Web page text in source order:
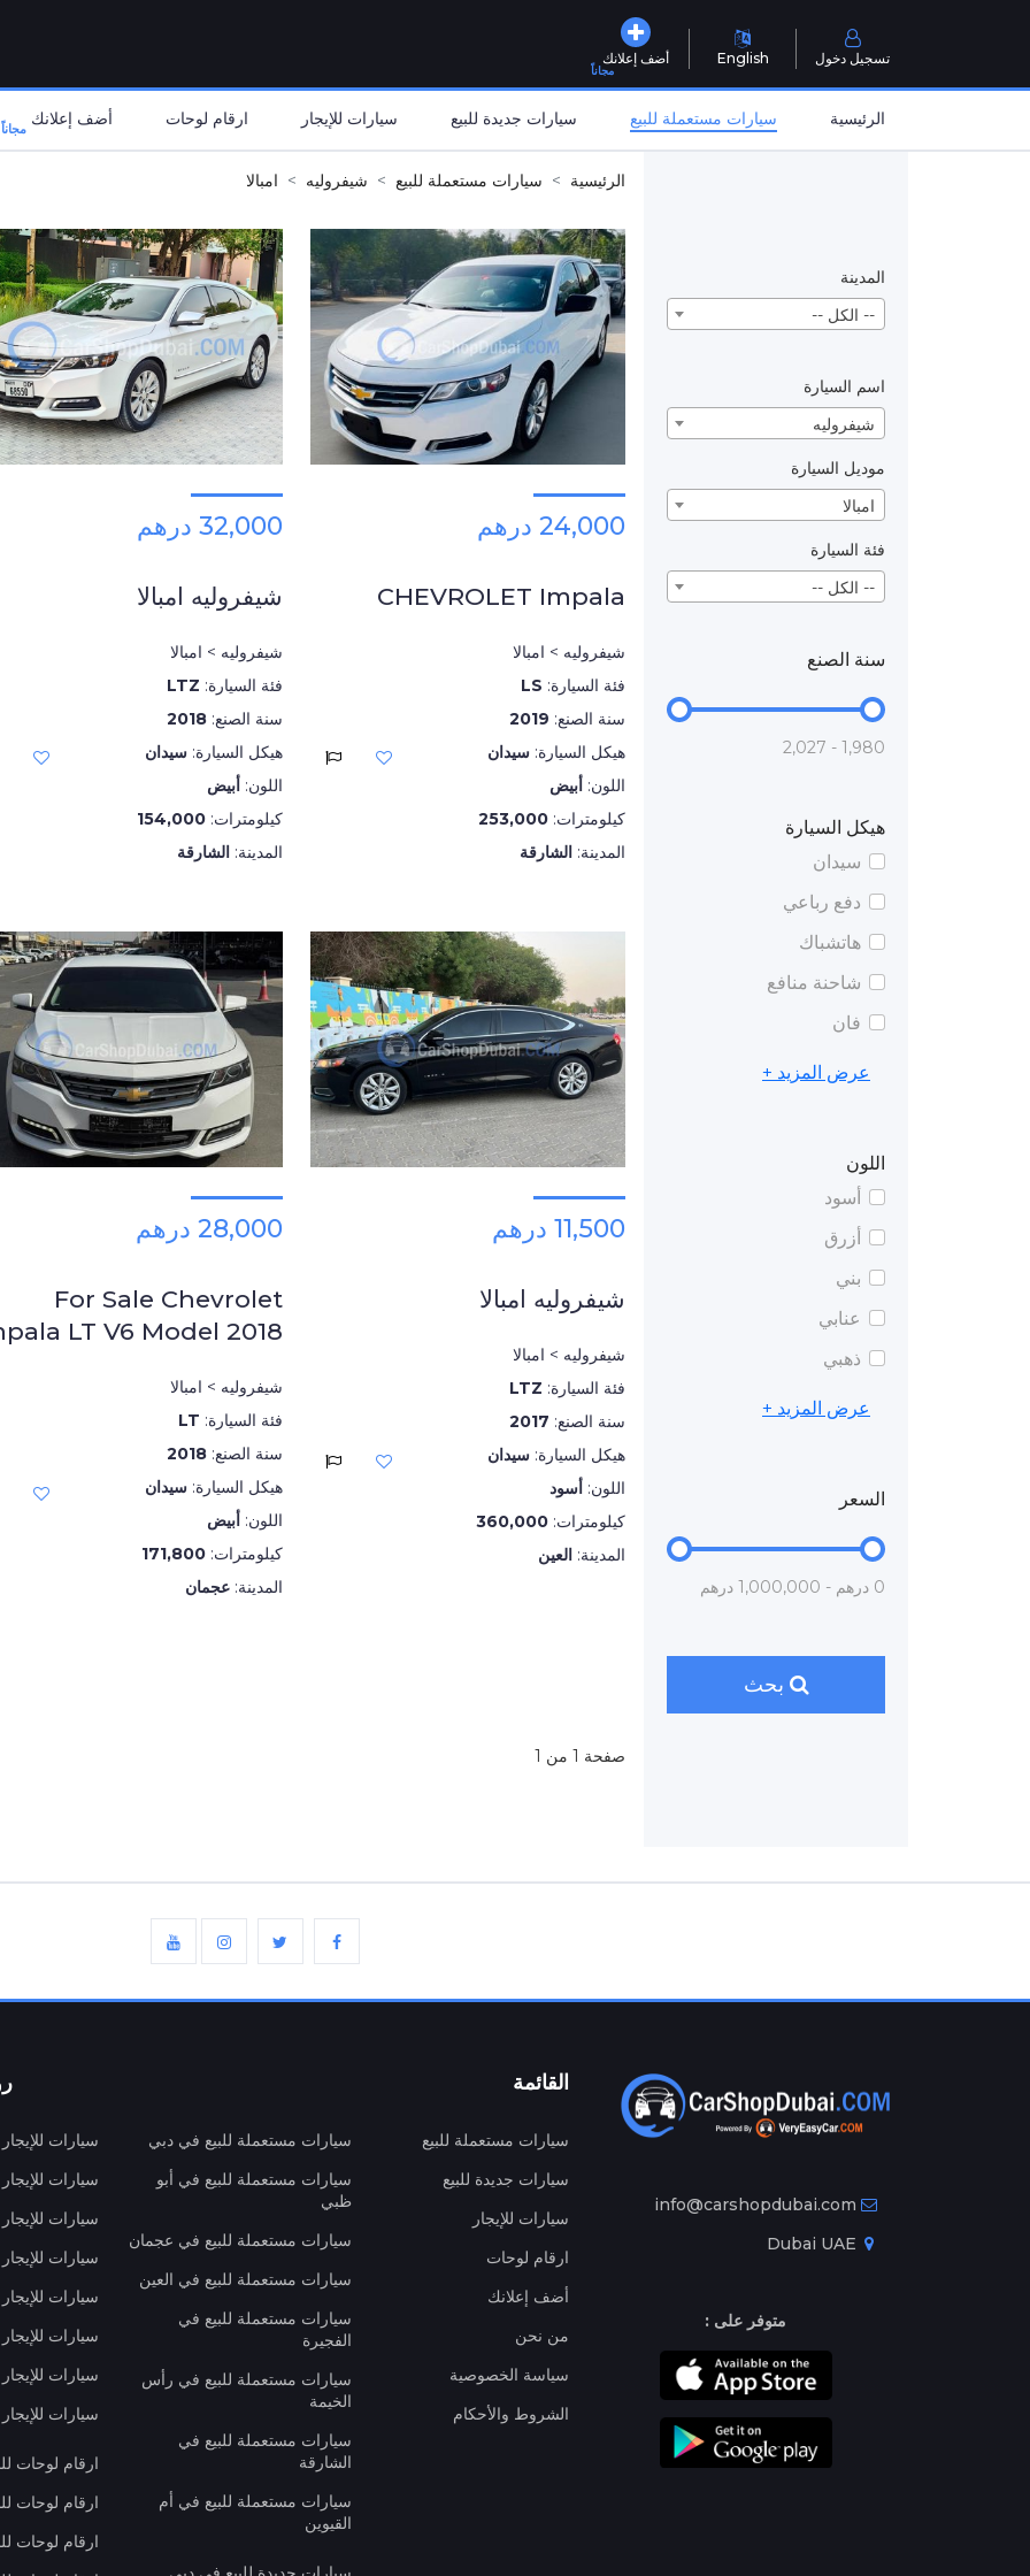
أضف إعلانك
مجاناً
English تسجيل دخول
الرئيسية سيارات مستعملة للبيع سيارات جديدة للبيع سيارات للإيجار ارقام لوحات أضف إعلانك مجاناً
المدينة
-- الكل --
اسم السيارة
شيفروليه
موديل السيارة
امبالا
فئة السيارة
-- الكل --
سنة الصنع
1,980 - 2,027
هيكل السيارة
سيدان
دفع رباعي
هاتشباك
شاحنة منافع
فان
عرض المزيد +
اللون
أسود
أزرق
بني
عنابي
ذهبي
عرض المزيد +
السعر
0 درهم - 1,000,000 درهم
بحث
الرئيسية سيارات مستعملة للبيع شيفروليه امبالا
24,000 درهم
CHEVROLET Impala
شيفروليه > امبالا
فئة السيارة: LS
سنة الصنع: 2019
هيكل السيارة: سيدان
اللون: أبيض
كيلومترات: 253,000
المدينة: الشارقة
32,000 درهم
شيفروليه امبالا
شيفروليه > امبالا
فئة السيارة: LTZ
سنة الصنع: 2018
هيكل السيارة: سيدان
اللون: أبيض
كيلومترات: 154,000
المدينة: الشارقة
11,500 درهم
شيفروليه امبالا
شيفروليه > امبالا
فئة السيارة: LTZ
سنة الصنع: 2017
هيكل السيارة: سيدان
اللون: أسود
كيلومترات: 360,000
المدينة: العين
28,000 درهم
For Sale Chevrolet
LT V6 Model 2018
شيفروليه > امبالا
فئة السيارة: LT
سنة الصنع: 2018
هيكل السيارة: سيدان
اللون: أبيض
كيلومترات: 171,800
المدينة: عجمان
صفحة 1 من 1
info@carshopdubai.com
متوفر على :
القائمة
سيارات مستعملة للبيع
سيارات جديدة للبيع
سيارات للإيجار
ارقام لوحات
أضف إعلانك
من نحن
سياسة الخصوصية
الشروط والأحكام
سيارات مستعملة للبيع في دبي
سيارات مستعملة للبيع في أبو
ظبي
سيارات مستعملة للبيع في عجمان
سيارات مستعملة للبيع في العين
سيارات مستعملة للبيع في
الفجيرة
سيارات مستعملة للبيع في رأس
الخيمة
سيارات مستعملة للبيع في
الشارقة
سيارات مستعملة للبيع في أم
القيوين
سيارات
سيارات
سيارات
سيارات
سيارات
سيارات
سيارات
سيارات
ارقام لوحات
ارقام لوحات
ارقام لوحات